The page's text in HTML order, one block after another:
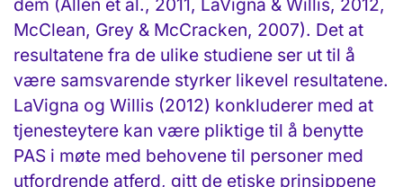
McClean, Grey & McCracken, 2007). Det at
resultatene fra de ulike studiene ser ut til å
være samsvarende styrker likevel resultatene.
LaVigna og Willis (2012) konkluderer med at
tjenesteytere kan være pliktige til å benytte
PAS i møte med behovene til personer med
utfordrende atferd, gitt de etiske prinsippene